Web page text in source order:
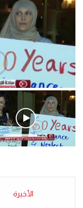
.وقفة احتجاجية رمزية
الأحد 5 مايو 2019
5-2019.
الأخيرة